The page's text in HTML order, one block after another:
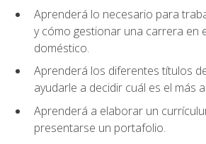
Aprenderá lo necesario para
y cómo gestionar una carrera en
doméstico.
Aprenderá los diferentes títulos
ayudarle a decidir cuál es el más
Aprenderá a elaborar un
presentarse un portafolio.